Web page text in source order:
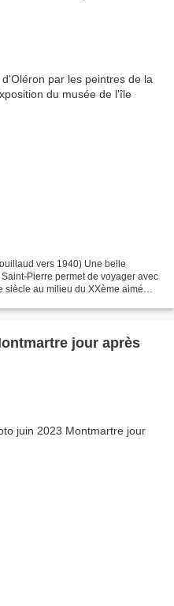
vers 1940) Une belle
Pierre permet de voyager avec
siècle au milieu du XXème aimé
jour après